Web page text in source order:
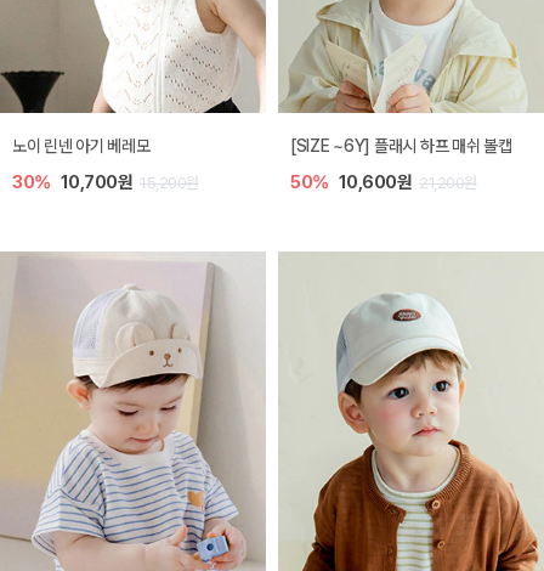
노이 린넨 아기 베레모
30% 10,700원 15,200원
[SIZE ~6Y] 플래시 하프 매쉬 볼캡
50% 10,600원 21,200원